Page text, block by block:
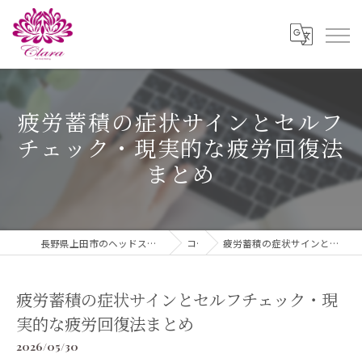
疲労蓄積の症状サインとセルフ
チェック・現実的な疲労回復法
まとめ
長野県上田市のヘッドスパならドライヘッドスパ ＆ダイエットClara コラム 疲労蓄積の症状サインとセルフチェック・現実的な疲労回復法まとめ
疲労蓄積の症状サインとセルフチェック・現
実的な疲労回復法まとめ
2026/05/30